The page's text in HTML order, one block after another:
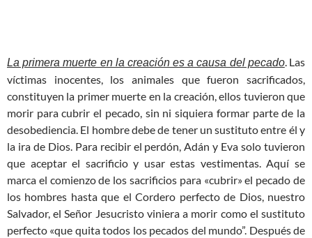
La primera muerte en la creación es a causa del pecado. Las
víctimas inocentes, los animales que fueron sacrificados,
constituyen la primer muerte en la creación, ellos tuvieron que
morir para cubrir el pecado, sin ni siquiera formar parte de la
desobediencia. El hombre debe de tener un sustituto entre él y
la ira de Dios. Para recibir el perdón, Adán y Eva solo tuvieron
que aceptar el sacrificio y usar estas vestimentas. Aquí se
marca el comienzo de los sacrificios para «cubrir» el pecado de
los hombres hasta que el Cordero perfecto de Dios, nuestro
Salvador, el Señor Jesucristo viniera a morir como el sustituto
perfecto «que quita todos los pecados del mundo”. Después de